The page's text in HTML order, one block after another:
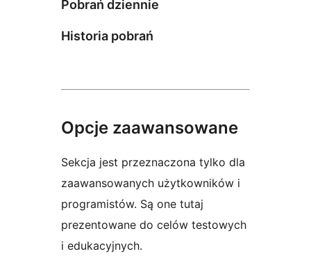
Pobrań dziennie
Historia pobrań
Opcje zaawansowane
Sekcja jest przeznaczona tylko dla
zaawansowanych użytkowników i
programistów. Są one tutaj
prezentowane do celów testowych
i edukacyjnych.